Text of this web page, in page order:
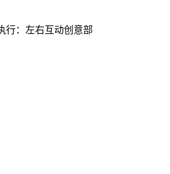
行：左右互动创意部